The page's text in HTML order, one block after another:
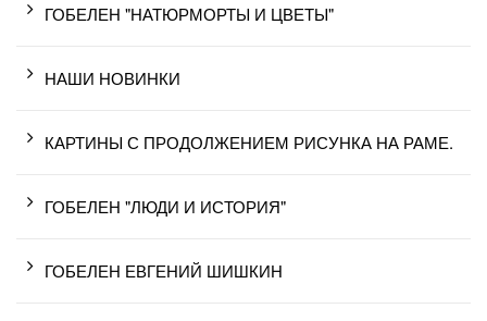
ГОБЕЛЕН "НАТЮРМОРТЫ И ЦВЕТЫ"
НАШИ НОВИНКИ
КАРТИНЫ С ПРОДОЛЖЕНИЕМ РИСУНКА НА РАМЕ.
ГОБЕЛЕН "ЛЮДИ И ИСТОРИЯ"
ГОБЕЛЕН ЕВГЕНИЙ ШИШКИН